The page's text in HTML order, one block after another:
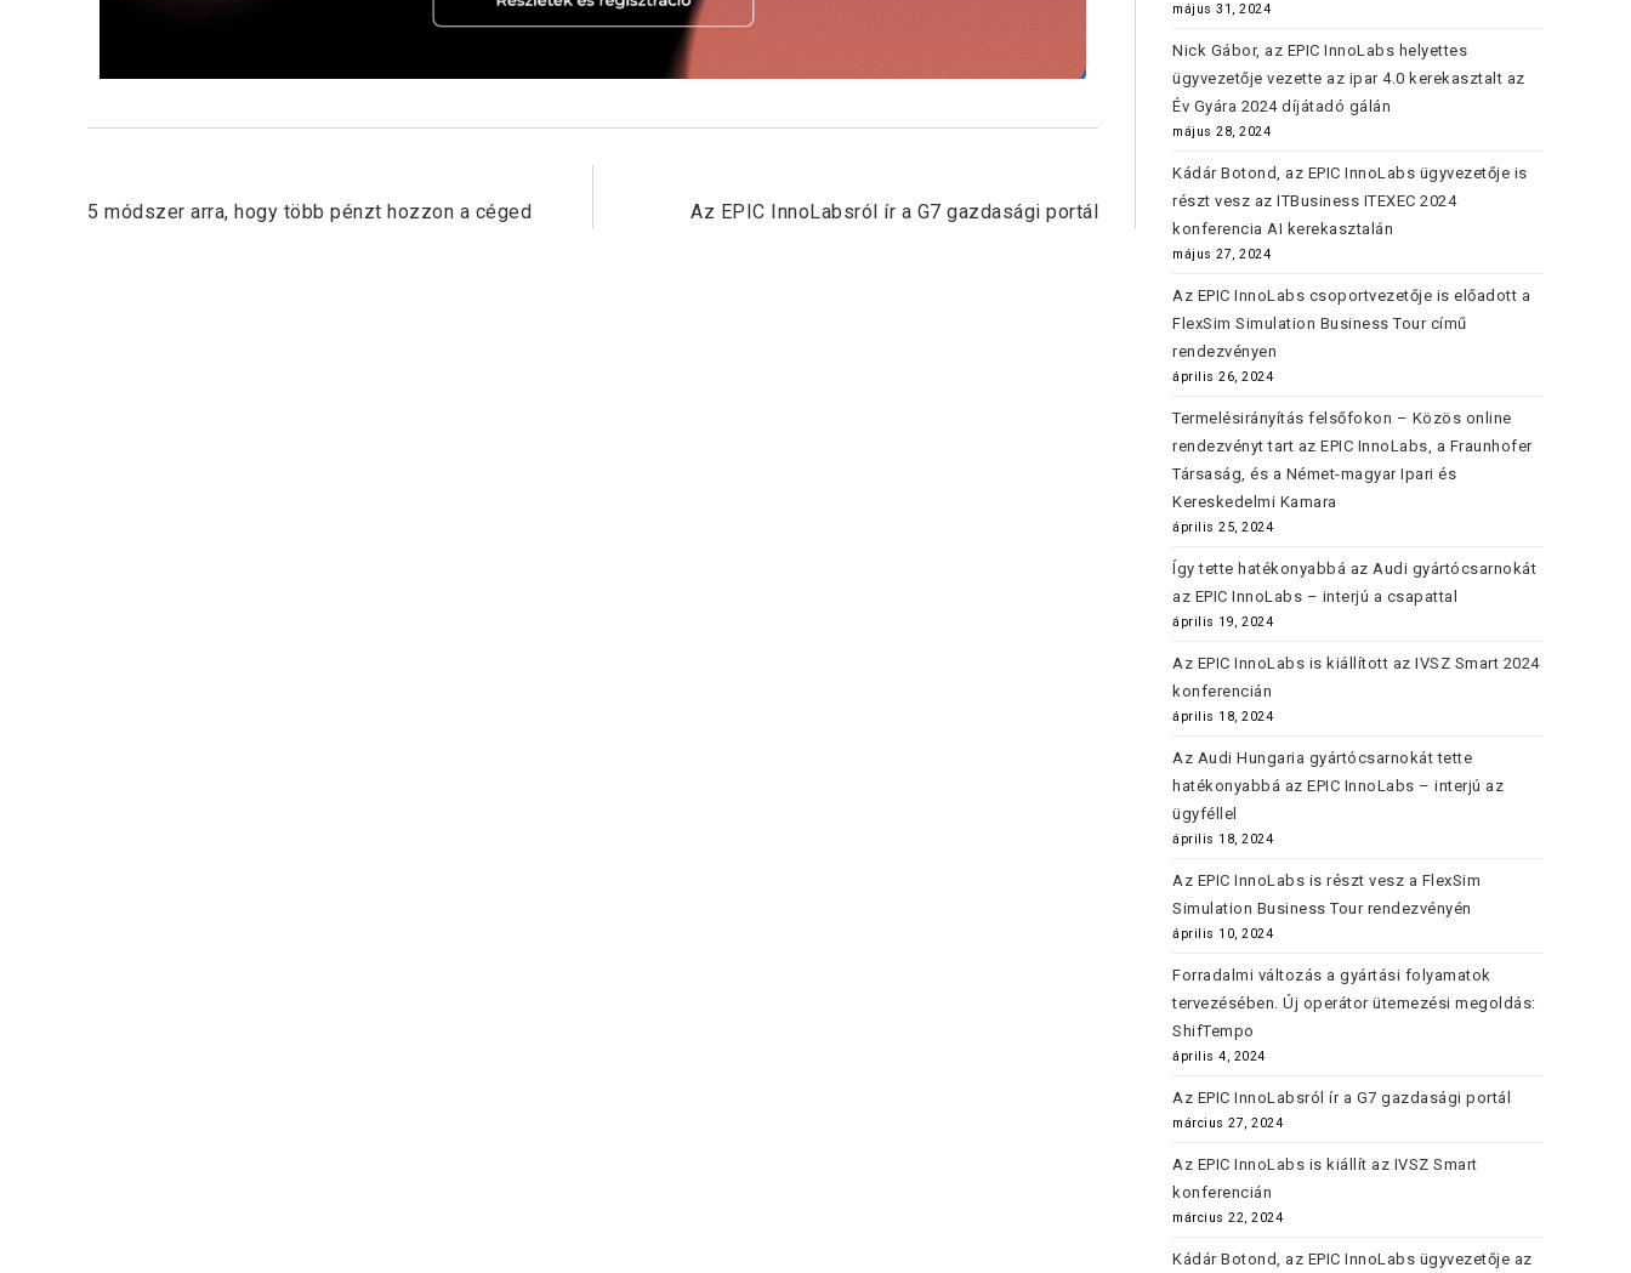
5 módszer arra, hogy több pénzt hozzon a céged Az EPIC InnoLabsról ír a G7 gazdasági portál
május 31, 2024
Nick Gábor, az EPIC InnoLabs helyettes
ügyvezetője vezette az ipar 4.0 kerekasztalt az
Év Gyára 2024 díjátadó gálán
május 28, 2024
Kádár Botond, az EPIC InnoLabs ügyvezetője is
részt vesz az ITBusiness ITEXEC 2024
konferencia AI kerekasztalán
május 27, 2024
Az EPIC InnoLabs csoportvezetője is előadott a
FlexSim Simulation Business Tour című
rendezvényen
április 26, 2024
Termelésirányítás felsőfokon – Közös online
rendezvényt tart az EPIC InnoLabs, a Fraunhofer
Társaság, és a Német-magyar Ipari és
Kereskedelmi Kamara
április 25, 2024
Így tette hatékonyabbá az Audi gyártócsarnokát
az EPIC InnoLabs – interjú a csapattal
április 19, 2024
Az EPIC InnoLabs is kiállított az IVSZ Smart 2024
konferencián
április 18, 2024
Az Audi Hungaria gyártócsarnokát tette
hatékonyabbá az EPIC InnoLabs – interjú az
ügyféllel
április 18, 2024
Az EPIC InnoLabs is részt vesz a FlexSim
Simulation Business Tour rendezvényén
április 10, 2024
Forradalmi változás a gyártási folyamatok
tervezésében. Új operátor ütemezési megoldás:
ShifTempo
április 4, 2024
Az EPIC InnoLabsról ír a G7 gazdasági portál
március 27, 2024
Az EPIC InnoLabs is kiállít az IVSZ Smart
konferencián
március 22, 2024
Kádár Botond, az EPIC InnoLabs ügyvezetője az